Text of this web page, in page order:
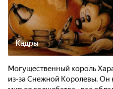
Кадры
Могущественный король
из-за Снежной Королевы. Он